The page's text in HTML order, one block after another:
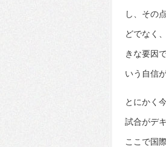
し、その
どでなく
きな要因
いう自信
とにかく
試合がデ
ここで国